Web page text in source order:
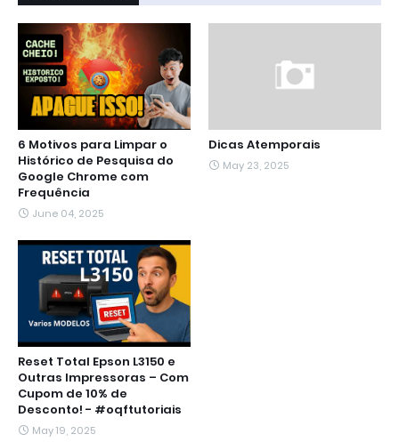
6 Motivos para Limpar o
Histórico de Pesquisa do
Google Chrome com
Frequência
June 04, 2025
Dicas Atemporais
May 23, 2025
Reset Total Epson L3150 e
Outras Impressoras – Com
Cupom de 10% de
Desconto! - #oqftutoriais
May 19, 2025